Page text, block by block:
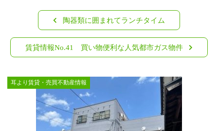
稿
ナ
ゲ
陶器類に囲まれてランチタイム
賃貸情報No.41 買い物便利な人気都市ガス物件
耳より賃貸・売買不動産情報